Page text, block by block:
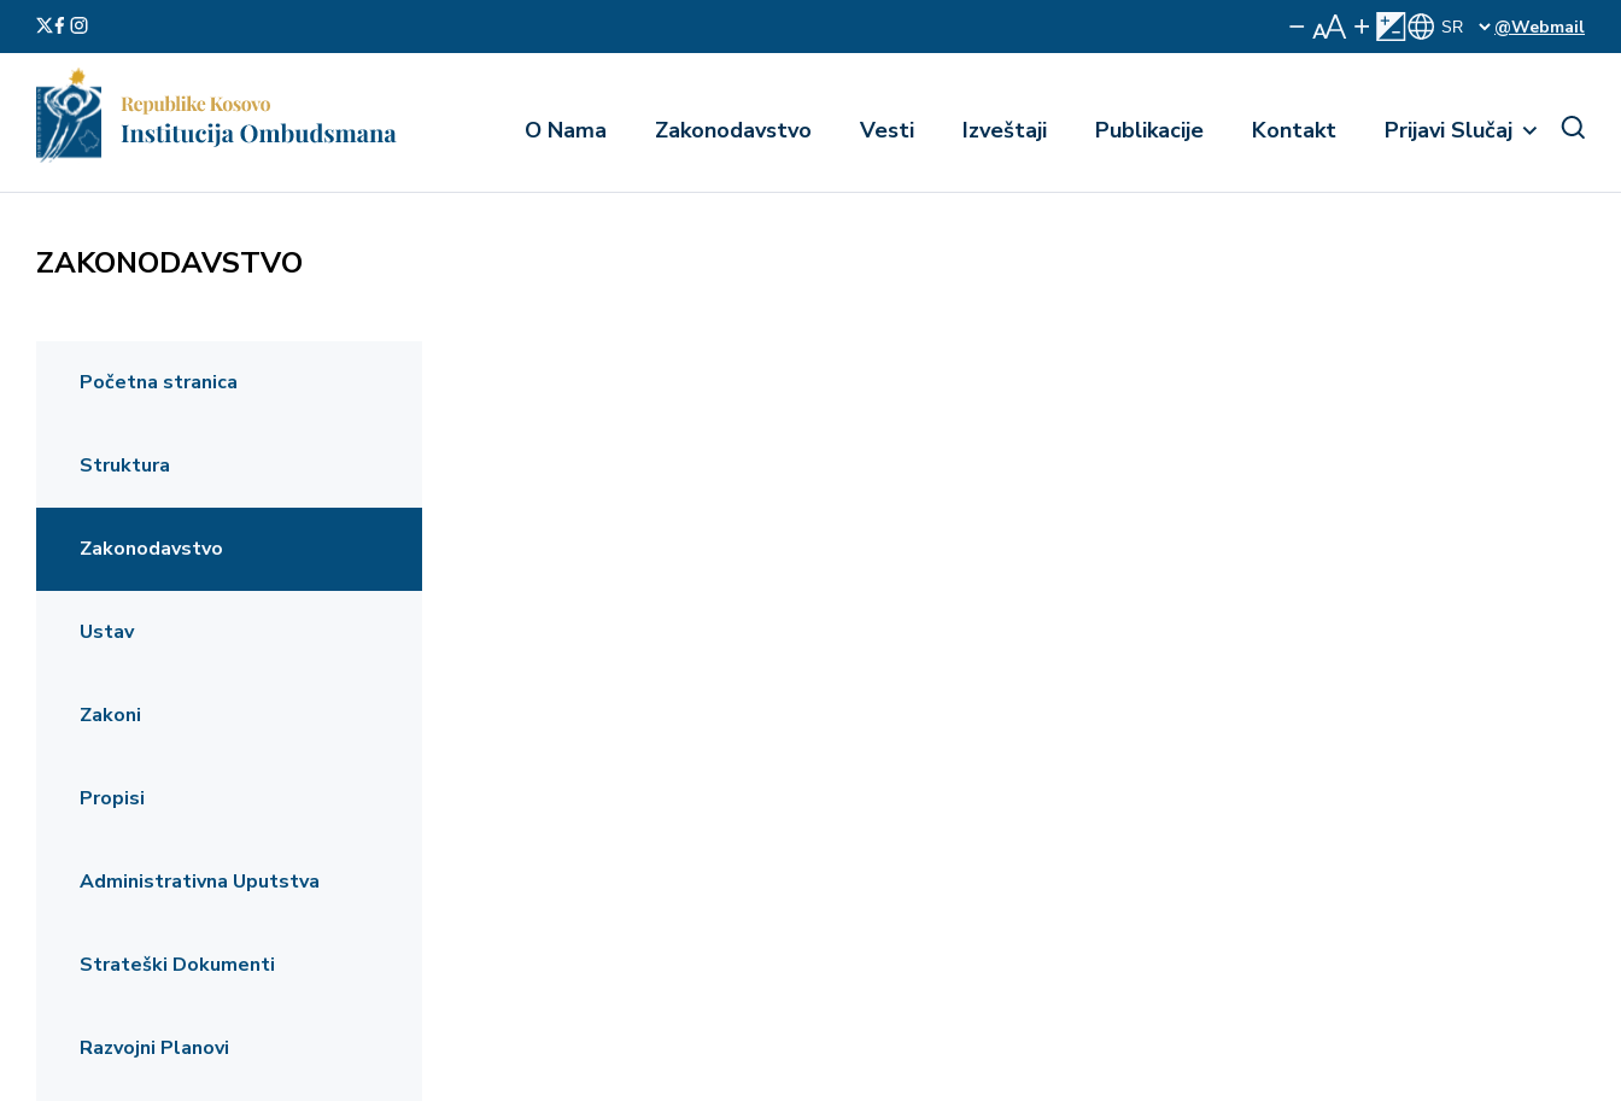
@Webmail
О Nama Zakonodavstvo Vesti Izveštaji Publikacije Kontakt Prijavi Slučaj
ZAKONODAVSTVO
Početna stranica
Struktura
Zakonodavstvo
Ustav
Zakoni
Propisi
Administrativna Uputstva
Strateški Dokumenti
Razvojni Planovi